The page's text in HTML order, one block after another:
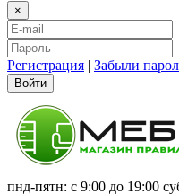
×
Регистрация | Забыли
Войти
пнд-пятн: с 9:00 до 19:00